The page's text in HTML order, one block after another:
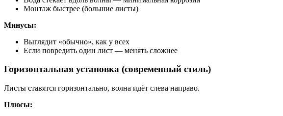
Монтаж быстрее (большие листы)
Минусы:
Выглядит «обычно», как у всех
Если повредить один лист — менять сложнее
Горизонтальная установка (современный стиль)
Листы ставятся горизонтально, волна идёт слева направо.
Плюсы: